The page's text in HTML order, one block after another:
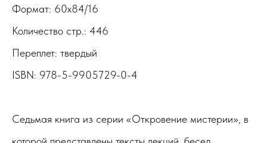
Формат: 60х84/16
Количество стр.: 446
Переплет: твердый
ISBN: 978-5-9905729-0-4
Седьмая книга из серии «Откровение мистерии», в